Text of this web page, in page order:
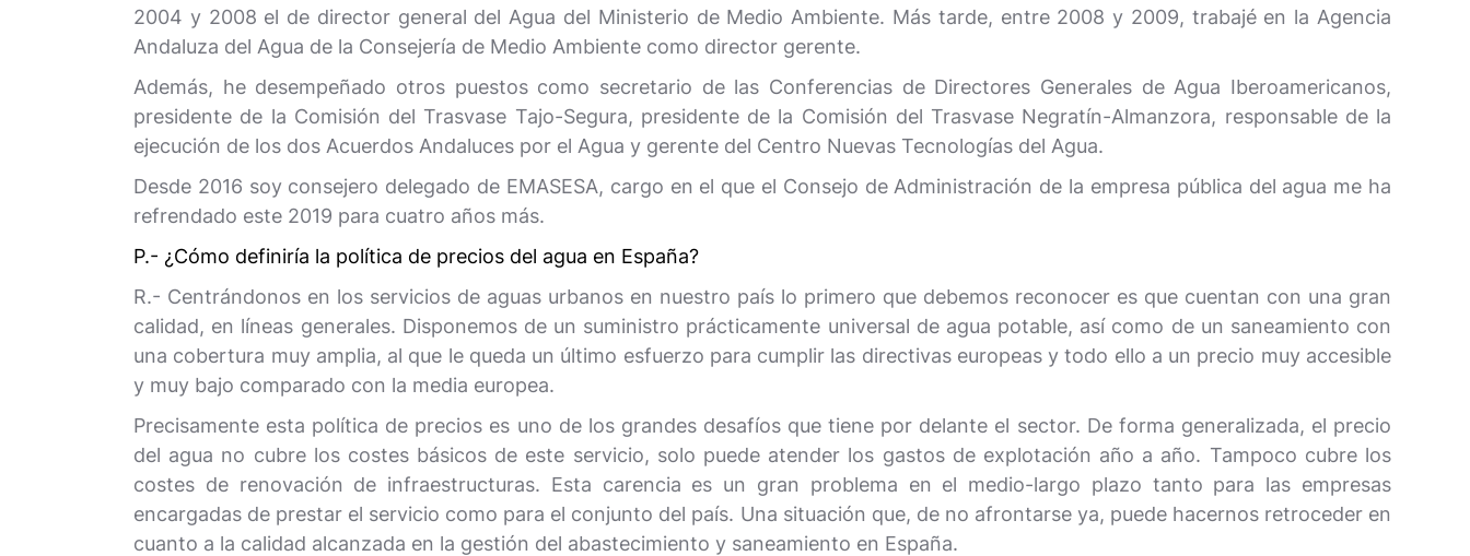
2004 y 2008 el de director general del Agua del Ministerio de Medio Ambiente. Más tarde, entre 2008 y 2009, trabajé en la Agencia
Andaluza del Agua de la Consejería de Medio Ambiente como director gerente.
Además, he desempeñado otros puestos como secretario de las Conferencias de Directores Generales de Agua Iberoamericanos,
presidente de la Comisión del Trasvase Tajo-Segura, presidente de la Comisión del Trasvase Negratín-Almanzora, responsable de la
ejecución de los dos Acuerdos Andaluces por el Agua y gerente del Centro Nuevas Tecnologías del Agua.
Desde 2016 soy consejero delegado de EMASESA, cargo en el que el Consejo de Administración de la empresa pública del agua me ha
refrendado este 2019 para cuatro años más.
P.- ¿Cómo definiría la política de precios del agua en España?
R.- Centrándonos en los servicios de aguas urbanos en nuestro país lo primero que debemos reconocer es que cuentan con una gran
calidad, en líneas generales. Disponemos de un suministro prácticamente universal de agua potable, así como de un saneamiento con
una cobertura muy amplia, al que le queda un último esfuerzo para cumplir las directivas europeas y todo ello a un precio muy accesible
y muy bajo comparado con la media europea.
Precisamente esta política de precios es uno de los grandes desafíos que tiene por delante el sector. De forma generalizada, el precio
del agua no cubre los costes básicos de este servicio, solo puede atender los gastos de explotación año a año. Tampoco cubre los
costes de renovación de infraestructuras. Esta carencia es un gran problema en el medio-largo plazo tanto para las empresas
encargadas de prestar el servicio como para el conjunto del país. Una situación que, de no afrontarse ya, puede hacernos retroceder en
cuanto a la calidad alcanzada en la gestión del abastecimiento y saneamiento en España.